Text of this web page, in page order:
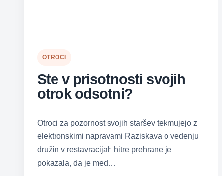
OTROCI
Ste v prisotnosti svojih
otrok odsotni?
Otroci za pozornost svojih staršev tekmujejo z
elektronskimi napravami Raziskava o vedenju
družin v restavracijah hitre prehrane je
pokazala, da je med…